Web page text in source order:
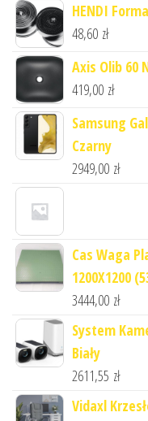
HENDI
48,60 zł
Axis Olib 60
419,00 zł
Samsung
Czarny
2949,00 zł
Cas Waga
1200X1200
3444,00 zł
System
Biały
2611,55 zł
Vidaxl